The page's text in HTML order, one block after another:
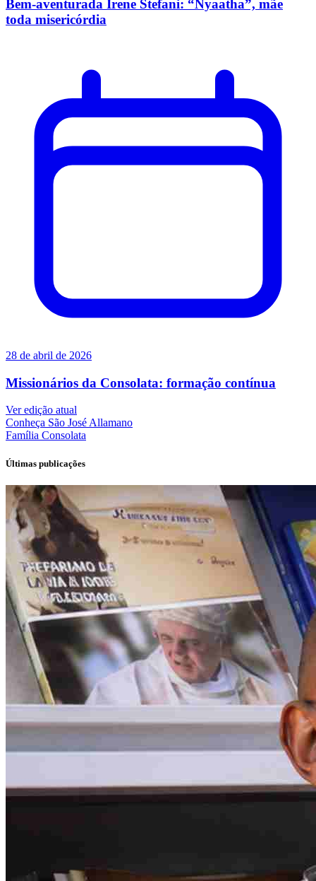
Bem-aventurada Irene Stefani: “Nyaatha”, mãe
toda misericórdia
28 de abril de 2026
Missionários da Consolata: formação contínua
Ver edição atual
Conheça São José Allamano
Família Consolata
Últimas publicações